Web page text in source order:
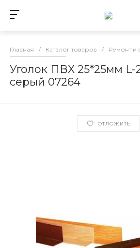
Главная / Каталог товаров / Ремонт и
Уголок ПВХ 25*25мм L-
серый 07264
ОТЛОЖИТЬ